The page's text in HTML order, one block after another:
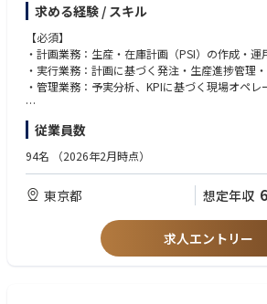
■キャリアパス
営業メンバー→カスタマーサクセスリーダー 等
ご本人の志向や適性に合わせたキャリアが広がり
・今回のポジションは、単なる発注・在庫管理の
「開発から以降の量産、それ以降のサプライチ
ションから再現性ある供給基盤へと作り変える
ローバル展開を供給面から支える仕組みを一か
実務家として一生モノの経験を積めるミッショ
生産計画の策定・実行（生販会議の運営含む）
製造委託先への個別発注、受入、在庫管理、出荷
関係部門（開発・営業・調達など）との調整
顧客要望に対する供給可否検討および対応策の立
生産性向上・コスト改善に向けた生産計画の改善
棚卸管理、売上・購買管理
製造委託先とのオペレーション連携（品質・納
求める経験 / スキル
【必須】
・計画業務：生産・在庫計画（PSI）の作成・運
・実行業務：計画に基づく発注・生産進捗管理
・管理業務：予実分析、KPIに基づく現場オペ
・サプライチェーンの意識（supply chain
・全体像を見る能力
・コンフリクトを解決する能力
・機能横断的な意識
・需要予測・Forecast作成の経験（将来的にデ
拡張の可能性あり）
従業員数
94名 （2026年2月時点）
東京都 想定年収
求人エントリー